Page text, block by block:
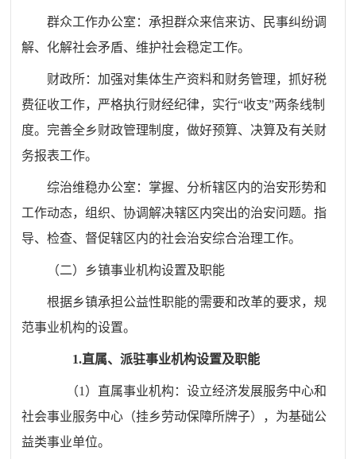
群众工作办公室：承担群众来信来访、民事纠纷调
解、化解社会矛盾、维护社会稳定工作。
财政所：加强对集体生产资料和财务管理，抓好税
费征收工作，严格执行财经纪律，实行“收支”两条线制
度。完善全乡财政管理制度，做好预算、决算及有关财
务报表工作。
综治维稳办公室：掌握、分析辖区内的治安形势和
工作动态，组织、协调解决辖区内突出的治安问题。指
导、检查、督促辖区内的社会治安综合治理工作。
（二）乡镇事业机构设置及职能
根据乡镇承担公益性职能的需要和改革的要求，规
范事业机构的设置。
1.直属、派驻事业机构设置及职能
（1）直属事业机构：设立经济发展服务中心和
社会事业服务中心（挂乡劳动保障所牌子），为基础公
益类事业单位。